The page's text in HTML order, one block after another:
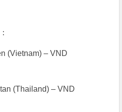
(Vietnam) – VND
(Thailand) – VND